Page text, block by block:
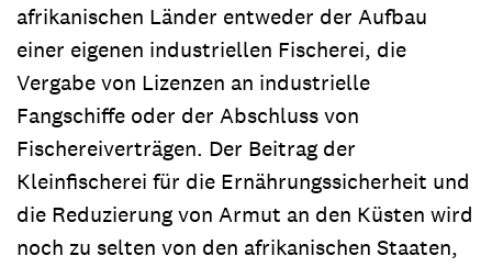
afrikanischen Länder entweder der Aufbau
einer eigenen industriellen Fischerei, die
Vergabe von Lizenzen an industrielle
Fangschiffe oder der Abschluss von
Fischereiverträgen. Der Beitrag der
Kleinfischerei für die Ernährungssicherheit und
die Reduzierung von Armut an den Küsten wird
noch zu selten von den afrikanischen Staaten,